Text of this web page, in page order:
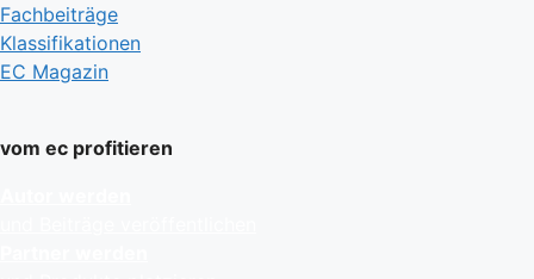
Fachbeiträge
Klassifikationen
EC Magazin
vom ec profitieren